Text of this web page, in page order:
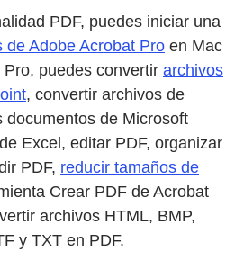
PDF, puedes iniciar una
Adobe Acrobat Pro en Mac
puedes convertir archivos
, convertir archivos de
documentos de Microsoft
Excel, editar PDF, organizar
PDF, reducir tamaños de
Crear PDF de Acrobat
archivos HTML, BMP,
y TXT en PDF.